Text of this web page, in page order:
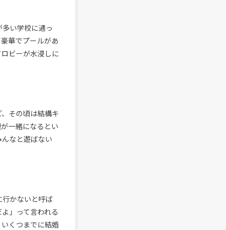
多い学校に通っ
華でプールがあ
ビーが水浸しに
その頃は結構キ
一緒になるとい
なと遊ばない
行かないと呼ば
」って言われる
くつまでに結婚